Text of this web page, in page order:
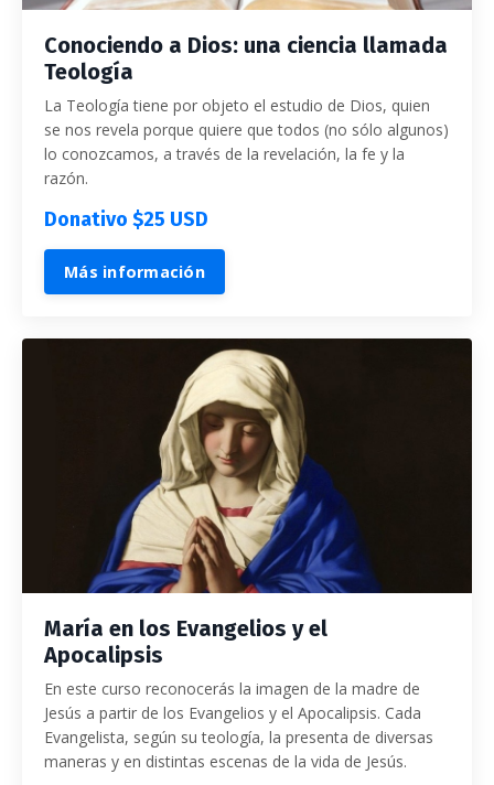
Conociendo a Dios: una ciencia llamada
Teología
La Teología tiene por objeto el estudio de Dios, quien
se nos revela porque quiere que todos (no sólo algunos)
lo conozcamos, a través de la revelación, la fe y la
razón.
Donativo $25 USD
Más información
María en los Evangelios y el
Apocalipsis
En este curso reconocerás la imagen de la madre de
Jesús a partir de los Evangelios y el Apocalipsis. Cada
Evangelista, según su teología, la presenta de diversas
maneras y en distintas escenas de la vida de Jesús.